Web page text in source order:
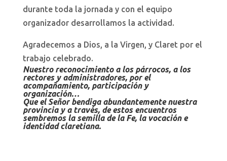
durante toda la jornada y con el equipo
organizador desarrollamos la actividad.
Agradecemos a Dios, a la Virgen, y Claret por el
trabajo celebrado.
Nuestro reconocimiento a los párrocos, a los
rectores y administradores, por el
acompañamiento, participación y
organización…
Que el Señor bendiga abundantemente nuestra
provincia y a través, de estos encuentros
sembremos la semilla de la Fe, la vocación e
identidad claretiana.